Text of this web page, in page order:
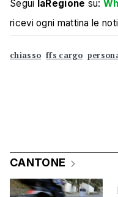
Segui laRegione su:
ricevi ogni mattina le
chiasso ffs cargo
CANTONE